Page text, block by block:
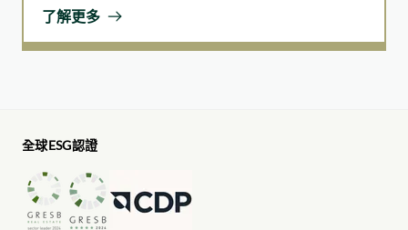
有效的 ESG 管治和知識的轉移，我們建構了一個綜合和
強健的 ESG 管治體系，涵蓋了不同與企業可持續發展相
關的議題，並在報告期內於管治方面取得進步。
了解更多
全球ESG認證